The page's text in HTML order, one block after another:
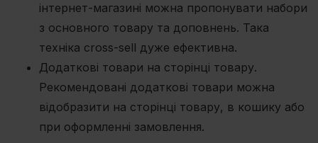
інтернет-магазині можна пропонувати набори
з основного товару та доповнень. Така
техніка cross-sell дуже ефективна.
Додаткові товари на сторінці товару.
Рекомендовані додаткові товари можна
відобразити на сторінці товару, в кошику або
при оформленні замовлення.